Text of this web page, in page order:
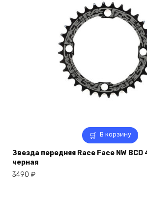
В корзину
Звезда передняя Race Face NW BCD
черная
3490 ₽